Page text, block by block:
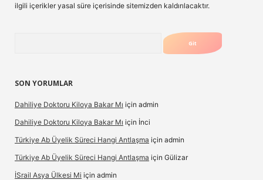
ilgili içerikler yasal süre içerisinde sitemizden kaldırılacaktır.
SON YORUMLAR
Dahiliye Doktoru Kiloya Bakar Mı için admin
Dahiliye Doktoru Kiloya Bakar Mı için İnci
Türkiye Ab Üyelik Süreci Hangi Antlaşma için admin
Türkiye Ab Üyelik Süreci Hangi Antlaşma için Gülizar
İSrail Asya Ülkesi Mi için admin